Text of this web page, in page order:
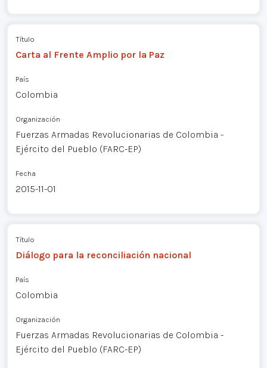
Título
Carta al Frente Amplio por la Paz
País
Colombia
Organización
Fuerzas Armadas Revolucionarias de Colombia -
Ejército del Pueblo (FARC-EP)
Fecha
2015-11-01
Título
Diálogo para la reconciliación nacional
País
Colombia
Organización
Fuerzas Armadas Revolucionarias de Colombia -
Ejército del Pueblo (FARC-EP)